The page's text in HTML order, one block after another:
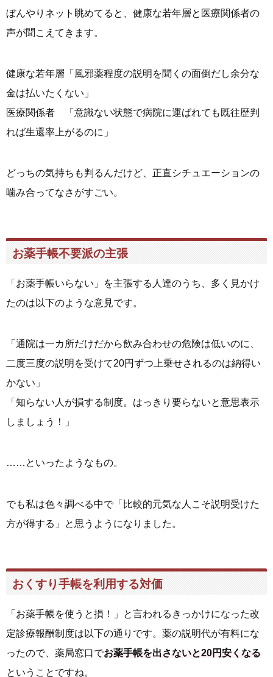
ぼんやりネット眺めてると、健康な若年層と医療関係者の
声が聞こえてきます。
健康な若年層「風邪薬程度の説明を聞くの面倒だし余分な
金は払いたくない」
医療関係者 「意識ない状態で病院に運ばれても既往歴判
れば生還率上がるのに」
どっちの気持ちも判るんだけど、正直シチュエーションの
噛み合ってなさがすごい。
お薬手帳不要派の主張
「お薬手帳いらない」を主張する人達のうち、多く見かけ
たのは以下のような意見です。
「通院は一カ所だけだから飲み合わせの危険は低いのに、
二度三度の説明を受けて20円ずつ上乗せされるのは納得い
かない」
「知らない人が損する制度。はっきり要らないと意思表示
しましょう！」
……といったようなもの。
でも私は色々調べる中で「比較的元気な人こそ説明受けた
方が得する」と思うようになりました。
おくすり手帳を利用する対価
「お薬手帳を使うと損！」と言われるきっかけになった改
定診療報酬制度は以下の通りです。薬の説明代が有料にな
ったので、薬局窓口でお薬手帳を出さないと20円安くなる
ということですね。